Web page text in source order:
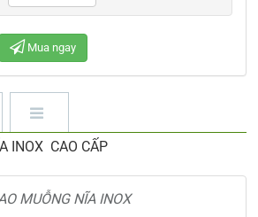
Mua ngay
INOX CAO CẤP
MUỖNG NĨA INOX